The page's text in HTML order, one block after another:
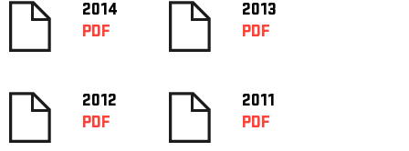
2014
PDF
2013
PDF
2012
PDF
2011
PDF